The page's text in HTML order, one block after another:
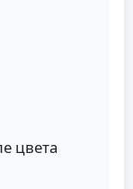
цвета